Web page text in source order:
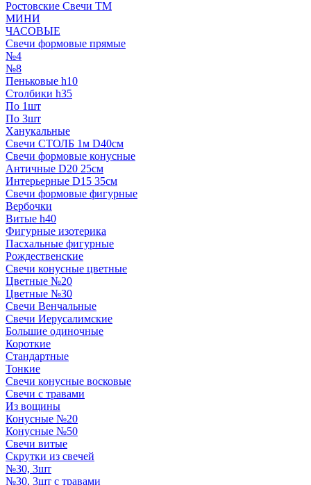
Ростовские Свечи ТМ
МИНИ
ЧАСОВЫЕ
Свечи формовые прямые
№4
№8
Пеньковые h10
Столбики h35
По 1шт
По 3шт
Ханукальные
Свечи СТОЛБ 1м D40см
Свечи формовые конусные
Античные D20 25см
Интерьерные D15 35см
Свечи формовые фигурные
Вербочки
Витые h40
Фигурные изотерика
Пасхальные фигурные
Рождественские
Свечи конусные цветные
Цветные №20
Цветные №30
Свечи Венчальные
Свечи Иерусалимские
Большие одиночные
Короткие
Стандартные
Тонкие
Свечи конусные восковые
Свечи с травами
Из вощины
Конусные №20
Конусные №50
Свечи витые
Скрутки из свечей
№30, 3шт
№30, 3шт с травами